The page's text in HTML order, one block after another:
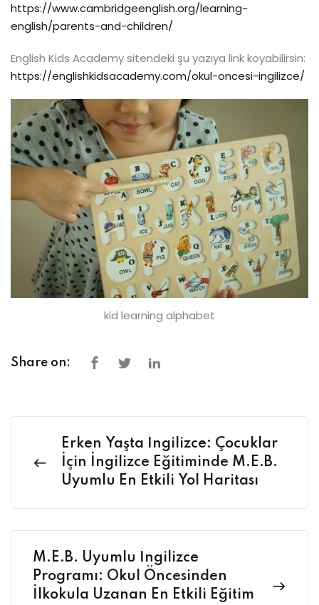
https://www.cambridgeenglish.org/learning-
english/parents-and-children/
English Kids Academy sitendeki şu yazıya link koyabilirsin:
https://englishkidsacademy.com/okul-oncesi-ingilizce/
kid learning alphabet
Share on:
Erken Yaşta İngilizce: Çocuklar
İçin İngilizce Eğitiminde M.E.B.
Uyumlu En Etkili Yol Haritası
M.E.B. Uyumlu İngilizce
Programı: Okul Öncesinden
İlkokula Uzanan En Etkili Eğitim